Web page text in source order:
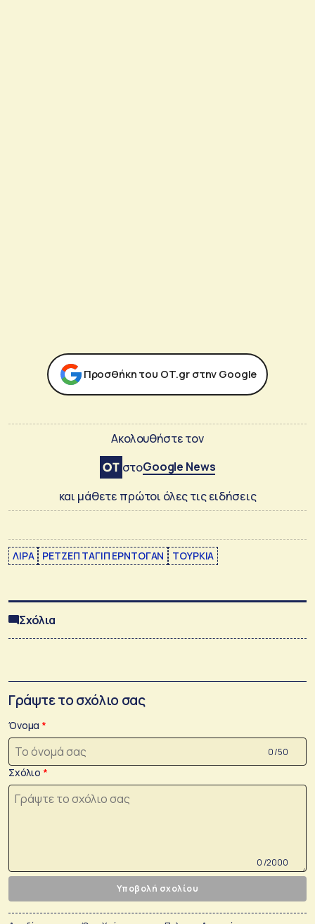
Προσθήκη του ΟΤ.gr στην Google
Ακολουθήστε τον
στοGoogle News
και μάθετε πρώτοι όλες τις ειδήσεις
ΛΙΡΑ ΡΕΤΖΕΠ ΤΑΓΙΠ ΕΡΝΤΟΓΑΝ ΤΟΥΡΚΙΑ
Σχόλια
Γράψτε το σχόλιο σας
Όνομα
0 /50
Σχόλιο
0 /2000
Υποβολή σχολίου